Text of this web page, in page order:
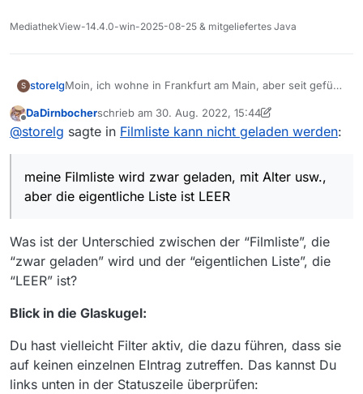
MediathekView-14.4.0-win-2025-08-25 & mitgeliefertes Java
S storelgMoin, ich wohne in Frankfurt am Main, aber seit gefühlt
geladen, mit Alter usw., aber die eigentliche Liste ist
LEER . Schade.
Offline
DaDirnbocherschrieb am 30. Aug. 2022, 15:44
zuletzt editiert von DaDirnbocher
@storelg sagte in Filmliste kann nicht geladen werden:
meine Filmliste wird zwar geladen, mit Alter usw.,
aber die eigentliche Liste ist LEER
Was ist der Unterschied zwischen der “Filmliste”, die
“zwar geladen” wird und der “eigentlichen Liste”, die
“LEER” ist?
Blick in die Glaskugel:
Du hast vielleicht Filter aktiv, die dazu führen, dass sie
auf keinen einzelnen EIntrag zutreffen. Das kannst Du
links unten in der Statuszeile überprüfen: